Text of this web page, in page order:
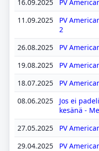
16.09.2025 PV
11.09.2025
PV
2
26.08.2025 PV
19.08.2025
PV
18.07.2025
PV
08.06.2025
Jos ei
kesänä -
27.05.2025 PV
29.04.2025
PV